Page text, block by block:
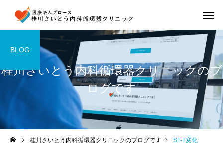
桂川さいとう内科循環器クリニックのブ
ログです
BLOG
桂川さいとう内科循環器クリニックのブログです ST-T変化